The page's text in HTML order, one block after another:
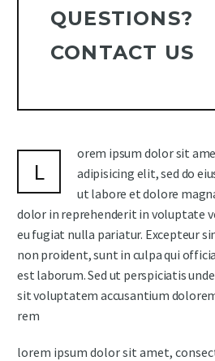
QUESTIONS?
CONTACT US
L
orem ipsum dolor sit
adipisicing elit, sed do
ut labore et dolore
dolor in reprehenderit in voluptate
eu fugiat nulla pariatur. Excepteur
non proident, sunt in culpa qui
est laborum. Sed ut perspiciatis
sit voluptatem accusantium
rem
lorem ipsum dolor sit amet,